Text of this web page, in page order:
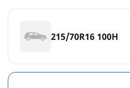
215/70R16 100H